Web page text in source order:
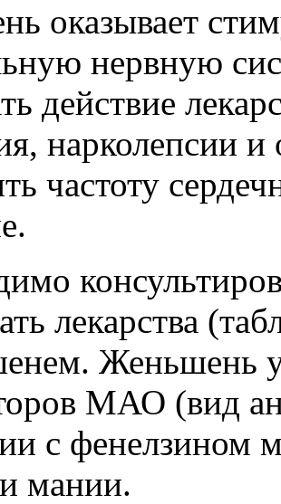
оказывает
нервную
действие
нарколепсии
частоту
лекарства
Женьшень
МАО (вид
с фенелзином
мании.